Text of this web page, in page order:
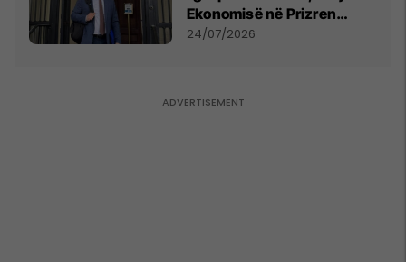
Ekonomisë në Prizren
mohon pretendimet
24/07/2026